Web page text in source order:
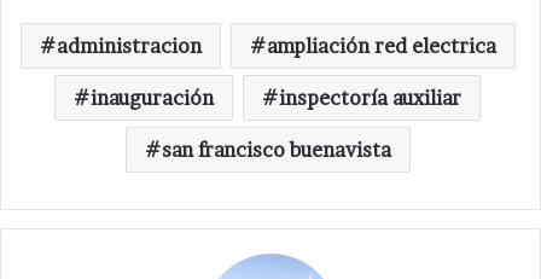
administracion ampliación red electrica
inauguración inspectoría auxiliar
san francisco buenavista